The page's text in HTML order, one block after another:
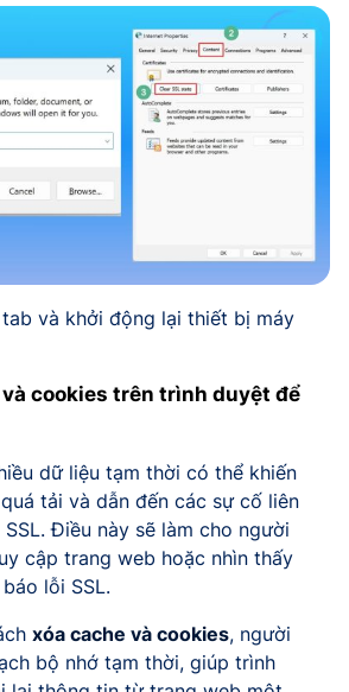
và khởi động lại thiết bị máy
cookies trên trình duyệt để
dữ liệu tạm thời có thể khiến
tải và dẫn đến các sự cố liên
Điều này sẽ làm cho người
cập trang web hoặc nhìn thấy
lỗi SSL.
xóa cache và cookies, người
bộ nhớ tạm thời, giúp trình